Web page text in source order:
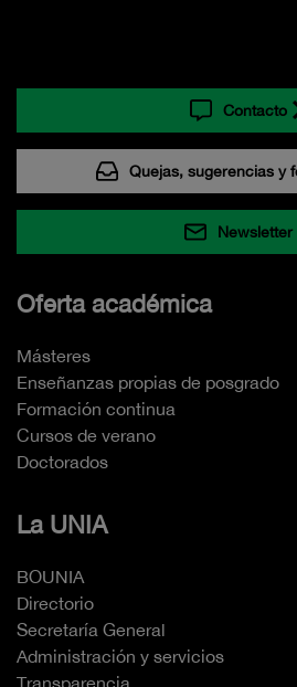
Contacto
Quejas, sugerencias y
Newsletter
Oferta académica
Másteres
Enseñanzas propias de posgrado
Formación continua
Cursos de verano
Doctorados
La UNIA
BOUNIA
Directorio
Secretaría General
Administración y servicios
Transparencia